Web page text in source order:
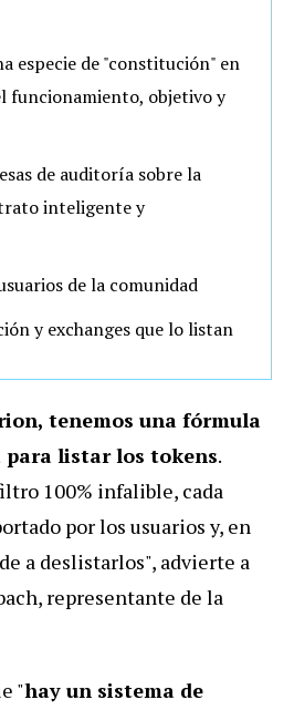
especie de "constitución" en
funcionamiento, objetivo y
de auditoría sobre la
inteligente y
de la comunidad
y exchanges que lo listan
tenemos una fórmula
listar los tokens.
100% infalible, cada
por los usuarios y, en
a deslistarlos", advierte a
representante de la
"hay un sistema de